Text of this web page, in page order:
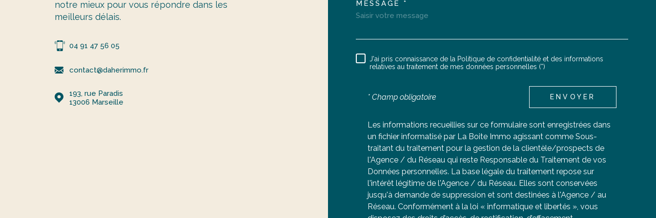
notre mieux pour vous répondre dans les
meilleurs délais.
04 91 47 56 05
contact@daherimmo.fr
193, rue Paradis
13006
Marseille
TRAD_MELTEM_VOREDEMANDE
MESSAGE *
RÈGLEMENTATION
J'ai pris connaissance de la Politique de confidentialité et des informations
relatives au traitement de mes données personnelles (*)
* Champ obligatoire ENVOYER
Les informations recueillies sur ce formulaire sont enregistrées dans
un fichier informatisé par La Boite Immo agissant comme Sous-
traitant du traitement pour la gestion de la clientèle/prospects de
l'Agence / du Réseau qui reste Responsable du Traitement de vos
Données personnelles. La base légale du traitement repose sur
l'intérêt légitime de l'Agence / du Réseau. Elles sont conservées
jusqu'à demande de suppression et sont destinées à l'Agence / au
Réseau. Conformément à la loi « informatique et libertés », vous